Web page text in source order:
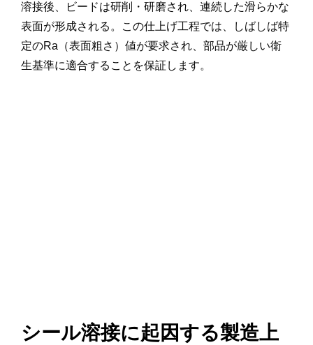
溶接後、ビードは研削・研磨され、連続した滑らかな
表面が形成される。この仕上げ工程では、しばしば特
定のRa（表面粗さ）値が要求され、部品が厳しい衛
生基準に適合することを保証します。
シール溶接に起因する製造上